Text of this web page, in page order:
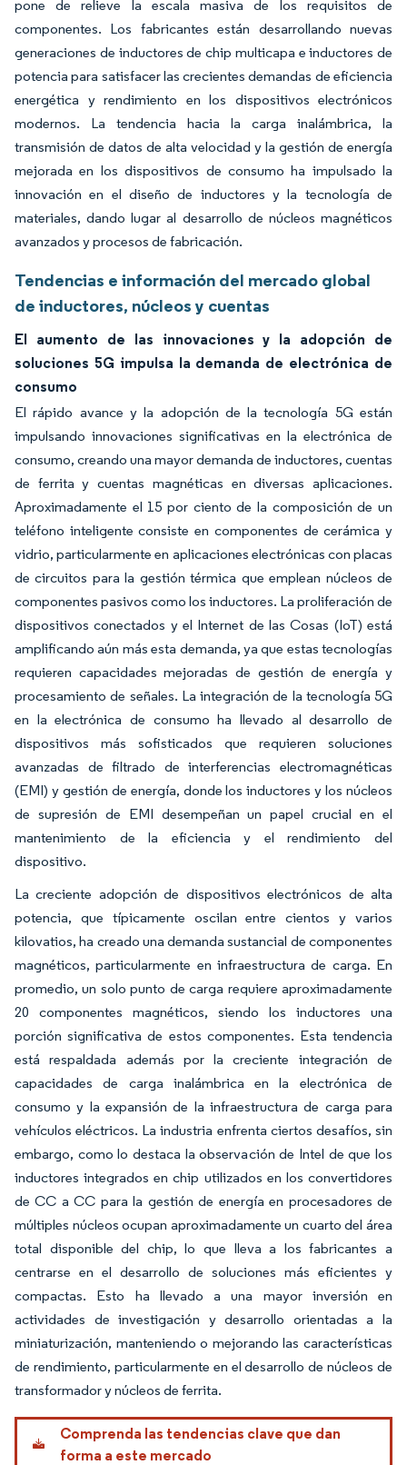
pone de relieve la escala masiva de los requisitos de
componentes. Los fabricantes están desarrollando nuevas
generaciones de inductores de chip multicapa e inductores de
potencia para satisfacer las crecientes demandas de eficiencia
energética y rendimiento en los dispositivos electrónicos
modernos. La tendencia hacia la carga inalámbrica, la
transmisión de datos de alta velocidad y la gestión de energía
mejorada en los dispositivos de consumo ha impulsado la
innovación en el diseño de inductores y la tecnología de
materiales, dando lugar al desarrollo de núcleos magnéticos
avanzados y procesos de fabricación.
Tendencias e información del mercado global
de inductores, núcleos y cuentas
El aumento de las innovaciones y la adopción de
soluciones 5G impulsa la demanda de electrónica de
consumo
El rápido avance y la adopción de la tecnología 5G están
impulsando innovaciones significativas en la electrónica de
consumo, creando una mayor demanda de inductores, cuentas
de ferrita y cuentas magnéticas en diversas aplicaciones.
Aproximadamente el 15 por ciento de la composición de un
teléfono inteligente consiste en componentes de cerámica y
vidrio, particularmente en aplicaciones electrónicas con placas
de circuitos para la gestión térmica que emplean núcleos de
componentes pasivos como los inductores. La proliferación de
dispositivos conectados y el Internet de las Cosas (IoT) está
amplificando aún más esta demanda, ya que estas tecnologías
requieren capacidades mejoradas de gestión de energía y
procesamiento de señales. La integración de la tecnología 5G
en la electrónica de consumo ha llevado al desarrollo de
dispositivos más sofisticados que requieren soluciones
avanzadas de filtrado de interferencias electromagnéticas
(EMI) y gestión de energía, donde los inductores y los núcleos
de supresión de EMI desempeñan un papel crucial en el
mantenimiento de la eficiencia y el rendimiento del
dispositivo.
La creciente adopción de dispositivos electrónicos de alta
potencia, que típicamente oscilan entre cientos y varios
kilovatios, ha creado una demanda sustancial de componentes
magnéticos, particularmente en infraestructura de carga. En
promedio, un solo punto de carga requiere aproximadamente
20 componentes magnéticos, siendo los inductores una
porción significativa de estos componentes. Esta tendencia
está respaldada además por la creciente integración de
capacidades de carga inalámbrica en la electrónica de
consumo y la expansión de la infraestructura de carga para
vehículos eléctricos. La industria enfrenta ciertos desafíos, sin
embargo, como lo destaca la observación de Intel de que los
inductores integrados en chip utilizados en los convertidores
de CC a CC para la gestión de energía en procesadores de
múltiples núcleos ocupan aproximadamente un cuarto del área
total disponible del chip, lo que lleva a los fabricantes a
centrarse en el desarrollo de soluciones más eficientes y
compactas. Esto ha llevado a una mayor inversión en
actividades de investigación y desarrollo orientadas a la
miniaturización, manteniendo o mejorando las características
de rendimiento, particularmente en el desarrollo de núcleos de
transformador y núcleos de ferrita.
Comprenda las tendencias clave que dan
forma a este mercado